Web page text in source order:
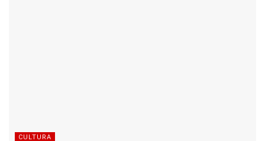
CULTURA